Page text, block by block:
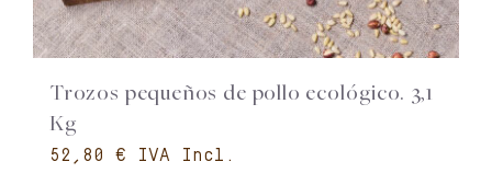
Trozos pequeños de pollo ecológico. 3,1
Kg
€